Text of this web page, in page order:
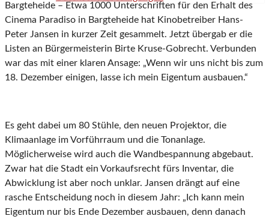
Bargteheide – Etwa 1000 Unterschriften für den Erhalt des
Cinema Paradiso in Bargteheide hat Kinobetreiber Hans-
Peter Jansen in kurzer Zeit gesammelt. Jetzt übergab er die
Listen an Bürgermeisterin Birte Kruse-Gobrecht. Verbunden
war das mit einer klaren Ansage: „Wenn wir uns nicht bis zum
18. Dezember einigen, lasse ich mein Eigentum ausbauen.“
Es geht dabei um 80 Stühle, den neuen Projektor, die
Klimaanlage im Vorführraum und die Tonanlage.
Möglicherweise wird auch die Wandbespannung abgebaut.
Zwar hat die Stadt ein Vorkaufsrecht fürs Inventar, die
Abwicklung ist aber noch unklar. Jansen drängt auf eine
rasche Entscheidung noch in diesem Jahr: „Ich kann mein
Eigentum nur bis Ende Dezember ausbauen, denn danach